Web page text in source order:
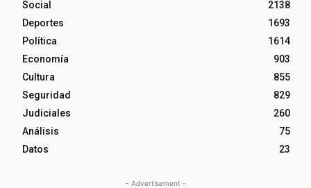
Social
2138
Deportes
1693
Política
1614
Economía
903
Cultura
855
Seguridad
829
Judiciales
260
Análisis
75
Datos
23
- Advertisement -